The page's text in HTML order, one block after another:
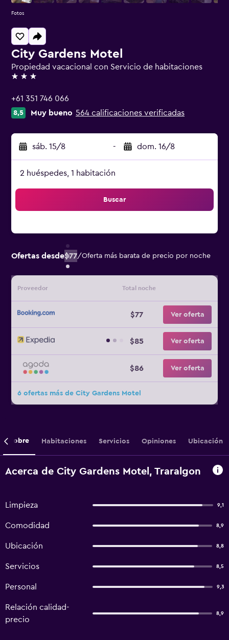
City Gardens Motel
Propiedad vacacional con Servicio de habitaciones
3 estrellas
+61 351 746 066
8,5 Muy bueno 564 calificaciones verificadas
sáb. 15/8 - dom. 16/8
2 huéspedes, 1 habitación
Buscar
Ofertas desde$77/Oferta más barata de precio por noche
Proveedor Total noche
$77 Ver oferta
$85 Ver oferta
$86 Ver oferta
6 ofertas más de City Gardens Motel
Fotos
Sobre Habitaciones Servicios Opiniones Ubicación
Acerca de City Gardens Motel, Traralgon
Limpieza 9,1
Comodidad 8,9
Ubicación 8,8
Servicios 8,5
Personal 9,3
Relación calidad-
precio
8,9